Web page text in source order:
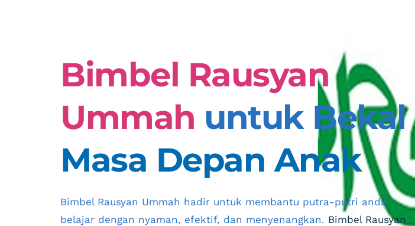
Bimbel Rausyan
Ummah
untuk Bekal
Masa Depan Anak
Bimbel Rausyan Ummah hadir untuk membantu putra-putri anda
belajar dengan nyaman, efektif, dan menyenangkan. Bimbel Rausyan